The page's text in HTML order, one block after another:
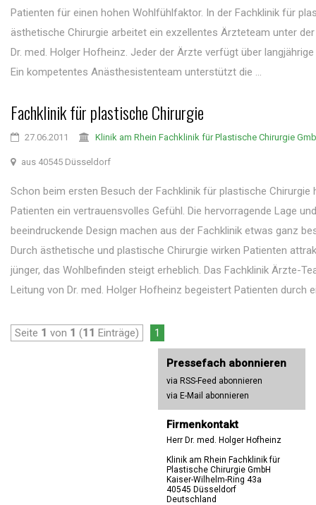
Patienten für einen hohen Wohlfühlfaktor. In der Fachklinik für
ästhetische Chirurgie arbeitet ein exzellentes Ärzteteam unter
Dr. med. Holger Hofheinz. Jeder der Ärzte verfügt über
Ein kompetentes Anästhesistenteam unterstützt die ...
Fachklinik für plastische Chirurgie
27.06.2011 Klinik am Rhein Fachklinik für Plastische Chirurgie
aus 40545 Düsseldorf
Schon beim ersten Besuch der Fachklinik für plastische Chirurgie
Patienten ein vertrauensvolles Gefühl. Die hervorragende Lage
beeindruckende Design machen aus der Fachklinik etwas ganz
Durch ästhetische und plastische Chirurgie wirken Patienten
jünger, das Wohlbefinden steigt erheblich. Das Fachklinik Ärzte-
Leitung von Dr. med. Holger Hofheinz begeistert Patienten durch
Seite 1 von 1 (11 Einträge) 1
Pressefach abonnieren
via RSS-Feed abonnieren
via E-Mail abonnieren
Firmenkontakt
Herr Dr. med. Holger Hofheinz
Klinik am Rhein Fachklinik für
Plastische Chirurgie GmbH
Kaiser-Wilhelm-Ring 43a
40545 Düsseldorf
Deutschland